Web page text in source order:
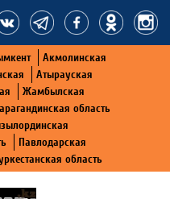
Акмолинская
Атырауская
Жамбылская
область
Павлодарская
область